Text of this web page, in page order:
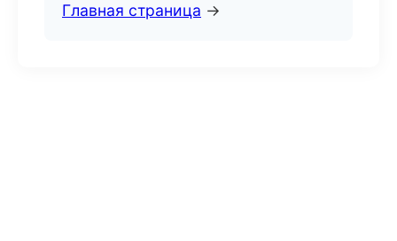
Главная страница →